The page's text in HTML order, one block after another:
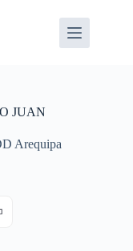
JUAN
Arequipa